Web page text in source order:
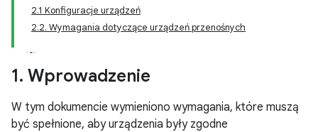
2.1 Konfiguracje urządzeń
2.2. Wymagania dotyczące urządzeń przenośnych
1. Wprowadzenie
W tym dokumencie wymieniono wymagania, które muszą
być spełnione, aby urządzenia były zgodne